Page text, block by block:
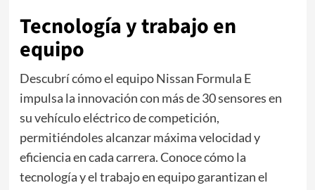
Tecnología y trabajo en
equipo
Descubrí cómo el equipo Nissan Formula E
impulsa la innovación con más de 30 sensores en
su vehículo eléctrico de competición,
permitiéndoles alcanzar máxima velocidad y
eficiencia en cada carrera. Conoce cómo la
tecnología y el trabajo en equipo garantizan el